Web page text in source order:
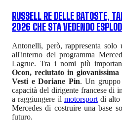
RUSSELL RE DELLE BATOSTE,
2026 CHE STA VEDENDO
Antonelli, però, rappresenta
all'interno del programma
Lagrue. Tra i nomi più
Ocon, reclutato in
Vesti e Doriane Pin. Un
capacità del dirigente francese di
a raggiungere il motorsportdi alto
Mercedes di costruire una base
futuro.